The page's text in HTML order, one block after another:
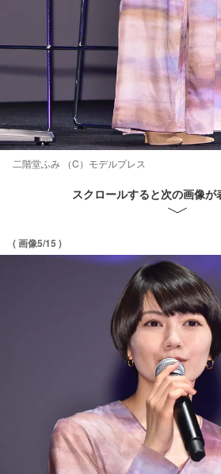
二階堂ふみ （C）モデルプレス
スクロールすると次の画像が
( 画像5/15 )